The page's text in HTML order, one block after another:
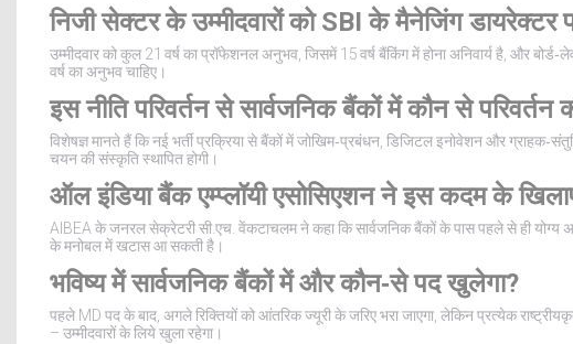
निजी सेक्टर के उम्मीदवारों को SBI के मैनेजिंग डायरेक्टर
उम्मीदवार को कुल 21 वर्ष का प्रॉफेशनल अनुभव, जिसमें 15 वर्ष बैंकिंग में होना अनिवार्य है, और
वर्ष का अनुभव चाहिए।
इस नीति परिवर्तन से सार्वजनिक बैंकों में कौन से परिवर्तन
विशेषज्ञ मानते हैं कि नई भर्ती प्रक्रिया से बैंकों में जोखिम‑प्रबंधन, डिजिटल इनोवेशन और
चयन की संस्कृति स्थापित होगी।
ऑल इंडिया बैंक एम्प्लॉयी एसोसिएशन ने इस कदम के
AIBEA के जनरल सेक्रेटरी सी.एच. वेंकटाचलम ने कहा कि सार्वजनिक बैंकों के पास पहले से ही योग्य
के मनोबल में खटास आ सकती है।
भविष्य में सार्वजनिक बैंकों में और कौन‑से पद खुलेगा?
पहले MD पद के बाद, अगले रिक्तियों को आंतरिक ज्यूरी के जरिए भरा जाएगा, लेकिन प्रत्येक
– उम्मीदवारों के लिये खुला रहेगा।